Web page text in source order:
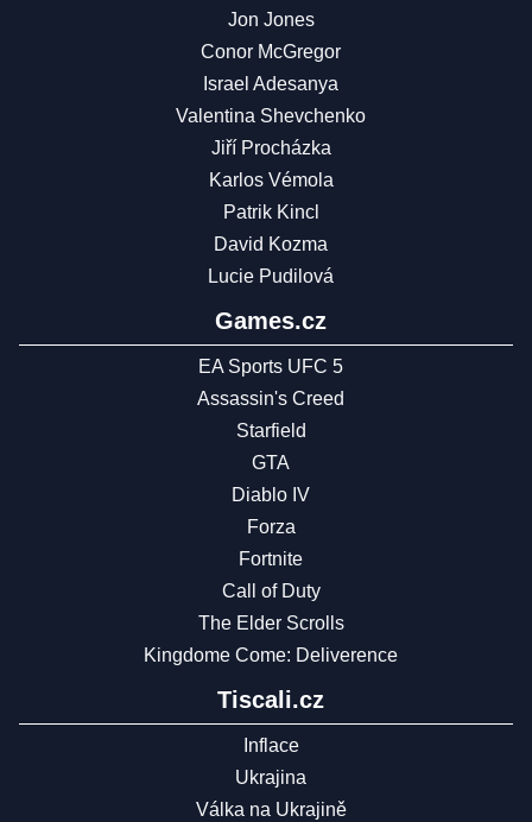
Jon Jones
Conor McGregor
Israel Adesanya
Valentina Shevchenko
Jiří Procházka
Karlos Vémola
Patrik Kincl
David Kozma
Lucie Pudilová
Games.cz
EA Sports UFC 5
Assassin's Creed
Starfield
GTA
Diablo IV
Forza
Fortnite
Call of Duty
The Elder Scrolls
Kingdome Come: Deliverence
Tiscali.cz
Inflace
Ukrajina
Válka na Ukrajině